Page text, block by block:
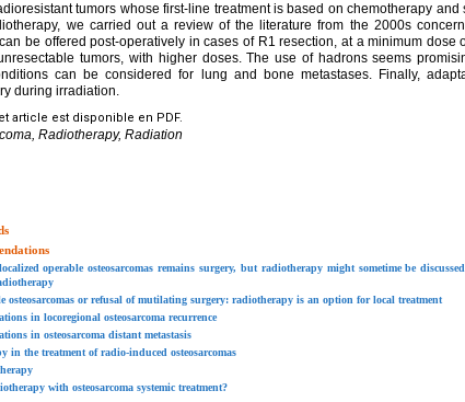
tumors whose first-line treatment is based on chemotherapy and
we carried out a review of the literature from the 2000s
be offered post-operatively in cases of R1 resection, at a minimum dose
tumors, with higher doses. The use of hadrons seems
can be considered for lung and bone metastases. Finally,
during irradiation.
article est disponible en PDF.
Radiotherapy, Radiation
operable osteosarcomas remains surgery, but radiotherapy might sometime be
osteosarcomas or refusal of mutilating surgery: radiotherapy is an option for local treatment
in locoregional osteosarcoma recurrence
in osteosarcoma distant metastasis
in the treatment of radio-induced osteosarcomas
with osteosarcoma systemic treatment?